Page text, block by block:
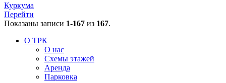
Куркума
Перейти
Показаны записи 1-167 из 167.
О ТРК
О нас
Схемы этажей
Аренда
Парковка